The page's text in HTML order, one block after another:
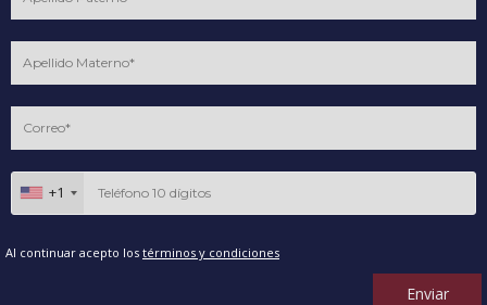
+1
Al continuar acepto los términos y condiciones
Enviar